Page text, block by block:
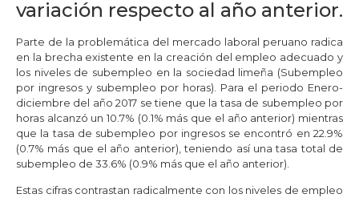
variación respecto al año anterior.
Parte de la problemática del mercado laboral peruano radica
en la brecha existente en la creación del empleo adecuado y
los niveles de subempleo en la sociedad limeña (Subempleo
por ingresos y subempleo por horas). Para el periodo Enero-
diciembre del año 2017 se tiene que la tasa de subempleo por
horas alcanzó un 10.7% (0.1% más que el año anterior) mientras
que la tasa de subempleo por ingresos se encontró en 22.9%
(0.7% más que el año anterior), teniendo así una tasa total de
subempleo de 33.6% (0.9% más que el año anterior).
Estas cifras contrastan radicalmente con los niveles de empleo